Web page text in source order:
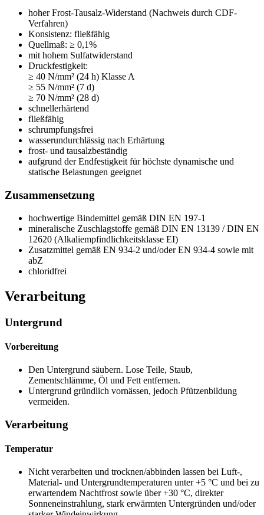
hoher Frost-Tausalz-Widerstand (Nachweis durch CDF-
Verfahren)
Konsistenz: fließfähig
Quellmaß: ≥ 0,1%
mit hohem Sulfatwiderstand
Druckfestigkeit:
≥ 40 N/mm² (24 h) Klasse A
≥ 55 N/mm² (7 d)
≥ 70 N/mm² (28 d)
schnellerhärtend
fließfähig
schrumpfungsfrei
wasserundurchlässig nach Erhärtung
frost- und tausalzbeständig
aufgrund der Endfestigkeit für höchste dynamische und
statische Belastungen geeignet
Zusammensetzung
hochwertige Bindemittel gemäß DIN EN 197-1
mineralische Zuschlagstoffe gemäß DIN EN 13139 / DIN EN
12620 (Alkaliempfindlichkeitsklasse EI)
Zusatzmittel gemäß EN 934-2 und/oder EN 934-4 sowie mit
abZ
chloridfrei
Verarbeitung
Untergrund
Vorbereitung
Den Untergrund säubern. Lose Teile, Staub,
Zementschlämme, Öl und Fett entfernen.
Untergrund gründlich vornässen, jedoch Pfützenbildung
vermeiden.
Verarbeitung
Temperatur
Nicht verarbeiten und trocknen/abbinden lassen bei Luft-,
Material- und Untergrundtemperaturen unter +5 °C und bei zu
erwartendem Nachtfrost sowie über +30 °C, direkter
Sonneneinstrahlung, stark erwärmten Untergründen und/oder